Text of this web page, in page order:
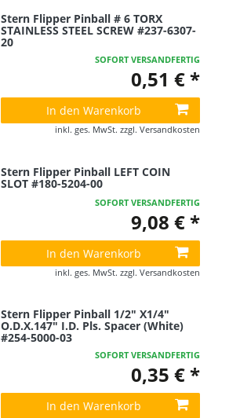
Stern Flipper Pinball # 6 TORX
STAINLESS STEEL SCREW #237-6307-
20
SOFORT VERSANDFERTIG
0,51 € *
In den Warenkorb
inkl. ges. MwSt. zzgl. Versandkosten
Stern Flipper Pinball LEFT COIN
SLOT #180-5204-00
SOFORT VERSANDFERTIG
9,08 € *
In den Warenkorb
inkl. ges. MwSt. zzgl. Versandkosten
Stern Flipper Pinball 1/2" X1/4"
O.D.X.147" I.D. Pls. Spacer (White)
#254-5000-03
SOFORT VERSANDFERTIG
0,35 € *
In den Warenkorb